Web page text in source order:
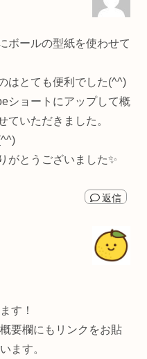
ボールの型紙を使わせて
はとても便利でした(^^)
ショートにアップして概
ていただきました。
がとうございました✨️
返信
す！
要欄にもリンクをお貼
ます。